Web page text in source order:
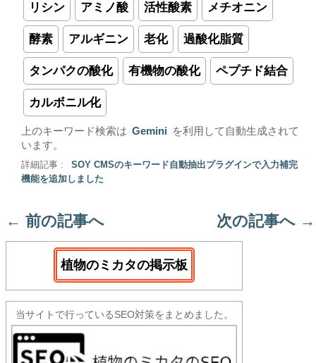
リシン アミノ酸 活性酸素 メチオニン
酵素 アルギニン 老化 過酸化脂質
タンパクの酸化 有機物の酸化 ペプチド結合
カルボニル化
上のキーワード検索は Gemini
を利用して自動生成されて
います。
詳細記事 :
SOY CMSのキーワード自動抽出プラグインで入力補完
機能を追加しました
← 前の記事へ 次の記事へ →
植物のミカタの掲示板
当サイトで行っているSEO対策をまとめました。